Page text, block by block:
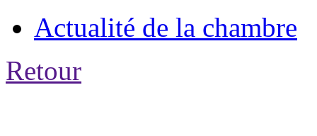
Actualité de la chambre
Retour